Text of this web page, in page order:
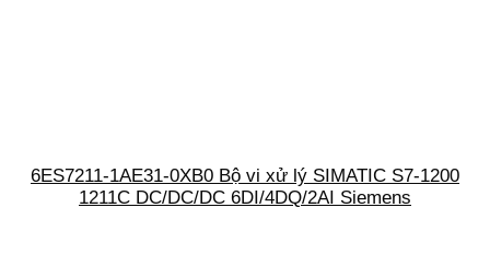
6ES7211-1AE31-0XB0 Bộ vi xử lý SIMATIC S7-1200
1211C DC/DC/DC 6DI/4DQ/2AI Siemens